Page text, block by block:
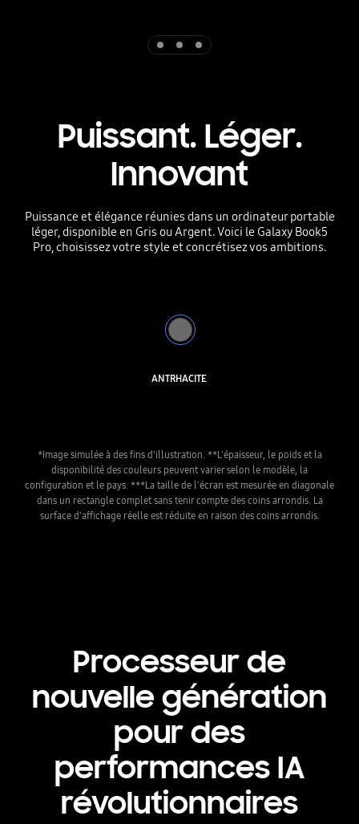
Puissant. Léger.
Innovant
Puissance et élégance réunies dans un ordinateur portable
léger, disponible en Gris ou Argent. Voici le Galaxy Book5
Pro, choisissez votre style et concrétisez vos ambitions.
ANTRHACITE
*Image simulée à des fins d'illustration. **L'épaisseur, le poids et la
disponibilité des couleurs peuvent varier selon le modèle, la
configuration et le pays. ***La taille de l'écran est mesurée en diagonale
dans un rectangle complet sans tenir compte des coins arrondis. La
surface d'affichage réelle est réduite en raison des coins arrondis.
Processeur de
nouvelle génération
pour des
performances IA
révolutionnaires